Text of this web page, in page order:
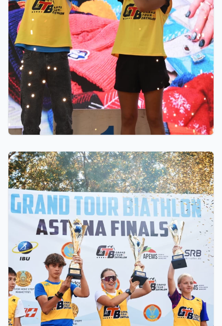
10 миллионов тенге областям, премии от
Ербола Хамитова и хрустальные кубки: как
прошел финал GRAND TOUR BIATHLON в
Астане